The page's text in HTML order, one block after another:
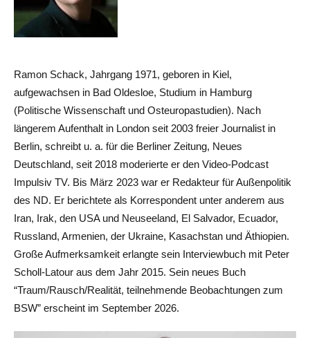
Ramon Schack, Jahrgang 1971, geboren in Kiel,
aufgewachsen in Bad Oldesloe, Studium in Hamburg
(Politische Wissenschaft und Osteuropastudien). Nach
längerem Aufenthalt in London seit 2003 freier Journalist in
Berlin, schreibt u. a. für die Berliner Zeitung, Neues
Deutschland, seit 2018 moderierte er den Video-Podcast
Impulsiv TV. Bis März 2023 war er Redakteur für Außenpolitik
des ND. Er berichtete als Korrespondent unter anderem aus
Iran, Irak, den USA und Neuseeland, El Salvador, Ecuador,
Russland, Armenien, der Ukraine, Kasachstan und Äthiopien.
Große Aufmerksamkeit erlangte sein Interviewbuch mit Peter
Scholl-Latour aus dem Jahr 2015. Sein neues Buch
“Traum/Rausch/Realität, teilnehmende Beobachtungen zum
BSW” erscheint im September 2026.